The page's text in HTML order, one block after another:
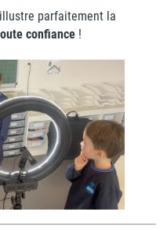
parfaitement la
confiance !